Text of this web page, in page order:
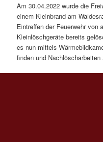
Am 30.04.2022 wurde die
einem Kleinbrand am
Eintreffen der Feuerwehr von
Kleinlöschgeräte bereits
es nun mittels
finden und